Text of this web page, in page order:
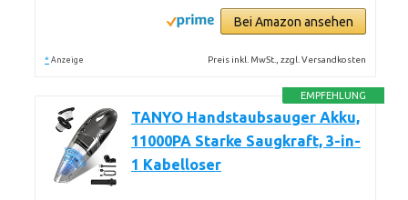
Bei Amazon ansehen
* Anzeige Preis inkl. MwSt., zzgl. Versandkosten
EMPFEHLUNG
TANYO Handstaubsauger Akku,
11000PA Starke Saugkraft, 3-in-
1 Kabelloser